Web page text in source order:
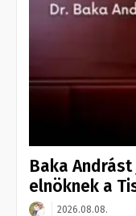
Baka
elnöknek a
2026.08.08.